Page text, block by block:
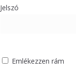
Jelszó
Emlékezzen rám